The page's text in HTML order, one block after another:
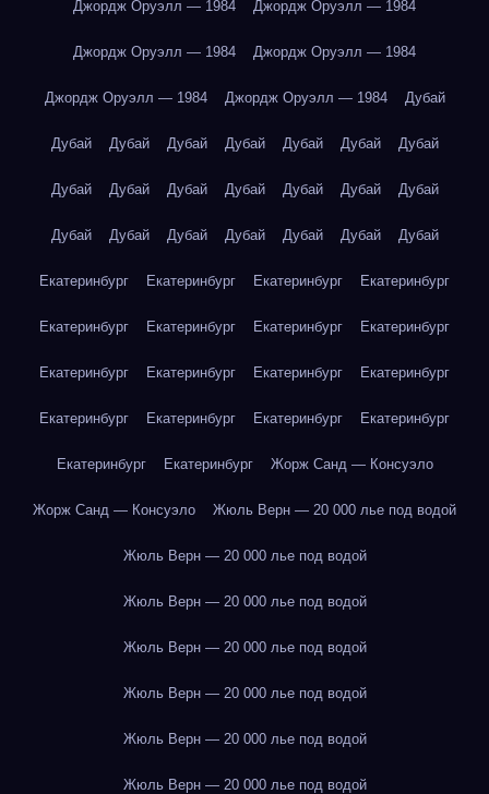
Джордж Оруэлл — 1984 Джордж Оруэлл — 1984
Джордж Оруэлл — 1984 Джордж Оруэлл — 1984
Джордж Оруэлл — 1984 Джордж Оруэлл — 1984 Дубай
Дубай Дубай Дубай Дубай Дубай Дубай Дубай
Дубай Дубай Дубай Дубай Дубай Дубай Дубай
Дубай Дубай Дубай Дубай Дубай Дубай Дубай
Екатеринбург Екатеринбург Екатеринбург Екатеринбург
Екатеринбург Екатеринбург Екатеринбург Екатеринбург
Екатеринбург Екатеринбург Екатеринбург Екатеринбург
Екатеринбург Екатеринбург Екатеринбург Екатеринбург
Екатеринбург Екатеринбург Жорж Санд — Консуэло
Жорж Санд — Консуэло Жюль Верн — 20 000 лье под водой
Жюль Верн — 20 000 лье под водой
Жюль Верн — 20 000 лье под водой
Жюль Верн — 20 000 лье под водой
Жюль Верн — 20 000 лье под водой
Жюль Верн — 20 000 лье под водой
Жюль Верн — 20 000 лье под водой